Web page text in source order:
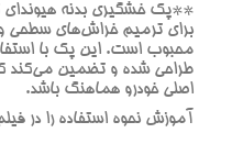
**پک خشگيري بدنه
براي ترميم خراش‌هاي سطحي
محبوب است. اين پک با
طراحي شده و تضمين مي‌کند
اصلي خودرو هماهنگ باشد.
آموزش نحوه استفاده را در